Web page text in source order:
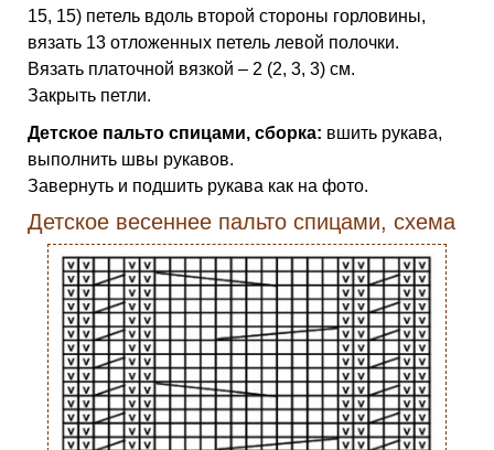
15, 15) петель вдоль второй стороны горловины,
вязать 13 отложенных петель левой полочки.
Вязать платочной вязкой – 2 (2, 3, 3) см.
Закрыть петли.
Детское пальто спицами, сборка: вшить рукава,
выполнить швы рукавов.
Завернуть и подшить рукава как на фото.
Детское весеннее пальто спицами, схема